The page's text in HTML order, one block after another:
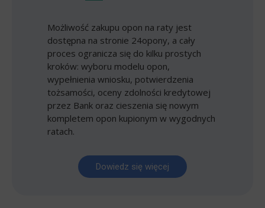
Możliwość zakupu opon na raty jest
dostępna na stronie 24opony, a cały
proces ogranicza się do kilku prostych
kroków: wyboru modelu opon,
wypełnienia wniosku, potwierdzenia
tożsamości, oceny zdolności kredytowej
przez Bank oraz cieszenia się nowym
kompletem opon kupionym w wygodnych
ratach.
Dowiedz się więcej